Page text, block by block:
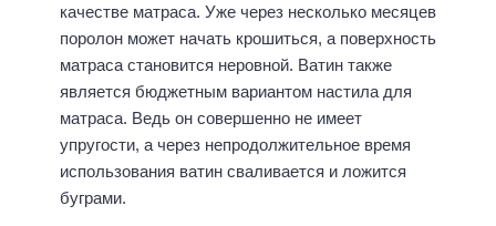
качестве матраса. Уже через несколько месяцев
поролон может начать крошиться, а поверхность
матраса становится неровной. Ватин также
является бюджетным вариантом настила для
матраса. Ведь он совершенно не имеет
упругости, а через непродолжительное время
использования ватин сваливается и ложится
буграми.